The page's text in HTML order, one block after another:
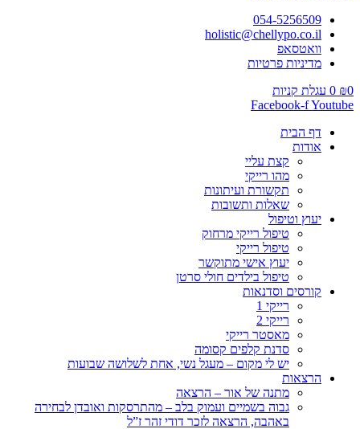
054-5256509
holistic@chellypo.co.il
וואטסאפ
מדיניות פרטיות
₪0
0 עגלת קניות
Facebook-fYoutube
דף הבית
אודות
קצת עליי
מהו רייקי
תקשורת ועיתונות
שאלות ותשובות
יעוץ וטיפול
טיפול רייקי מרחוק
טיפול רייקי
יעוץ אישי מתוקשר
טיפול בילדים חולי סרטן
קורסים וסדנאות
רייקי 1
רייקי 2
מאסטר רייקי
סדנת קלפים קסומה
יש לי מקום – מעגל נשי, אחת לשלושה שבועות
הרצאות
מתנה של אור – הרצאה
גבוה בשמיים ועמוק בלב – מהתרסקות ואובדן לבחירה
באהבה, הרצאה לזכר דודי זהר ז”ל